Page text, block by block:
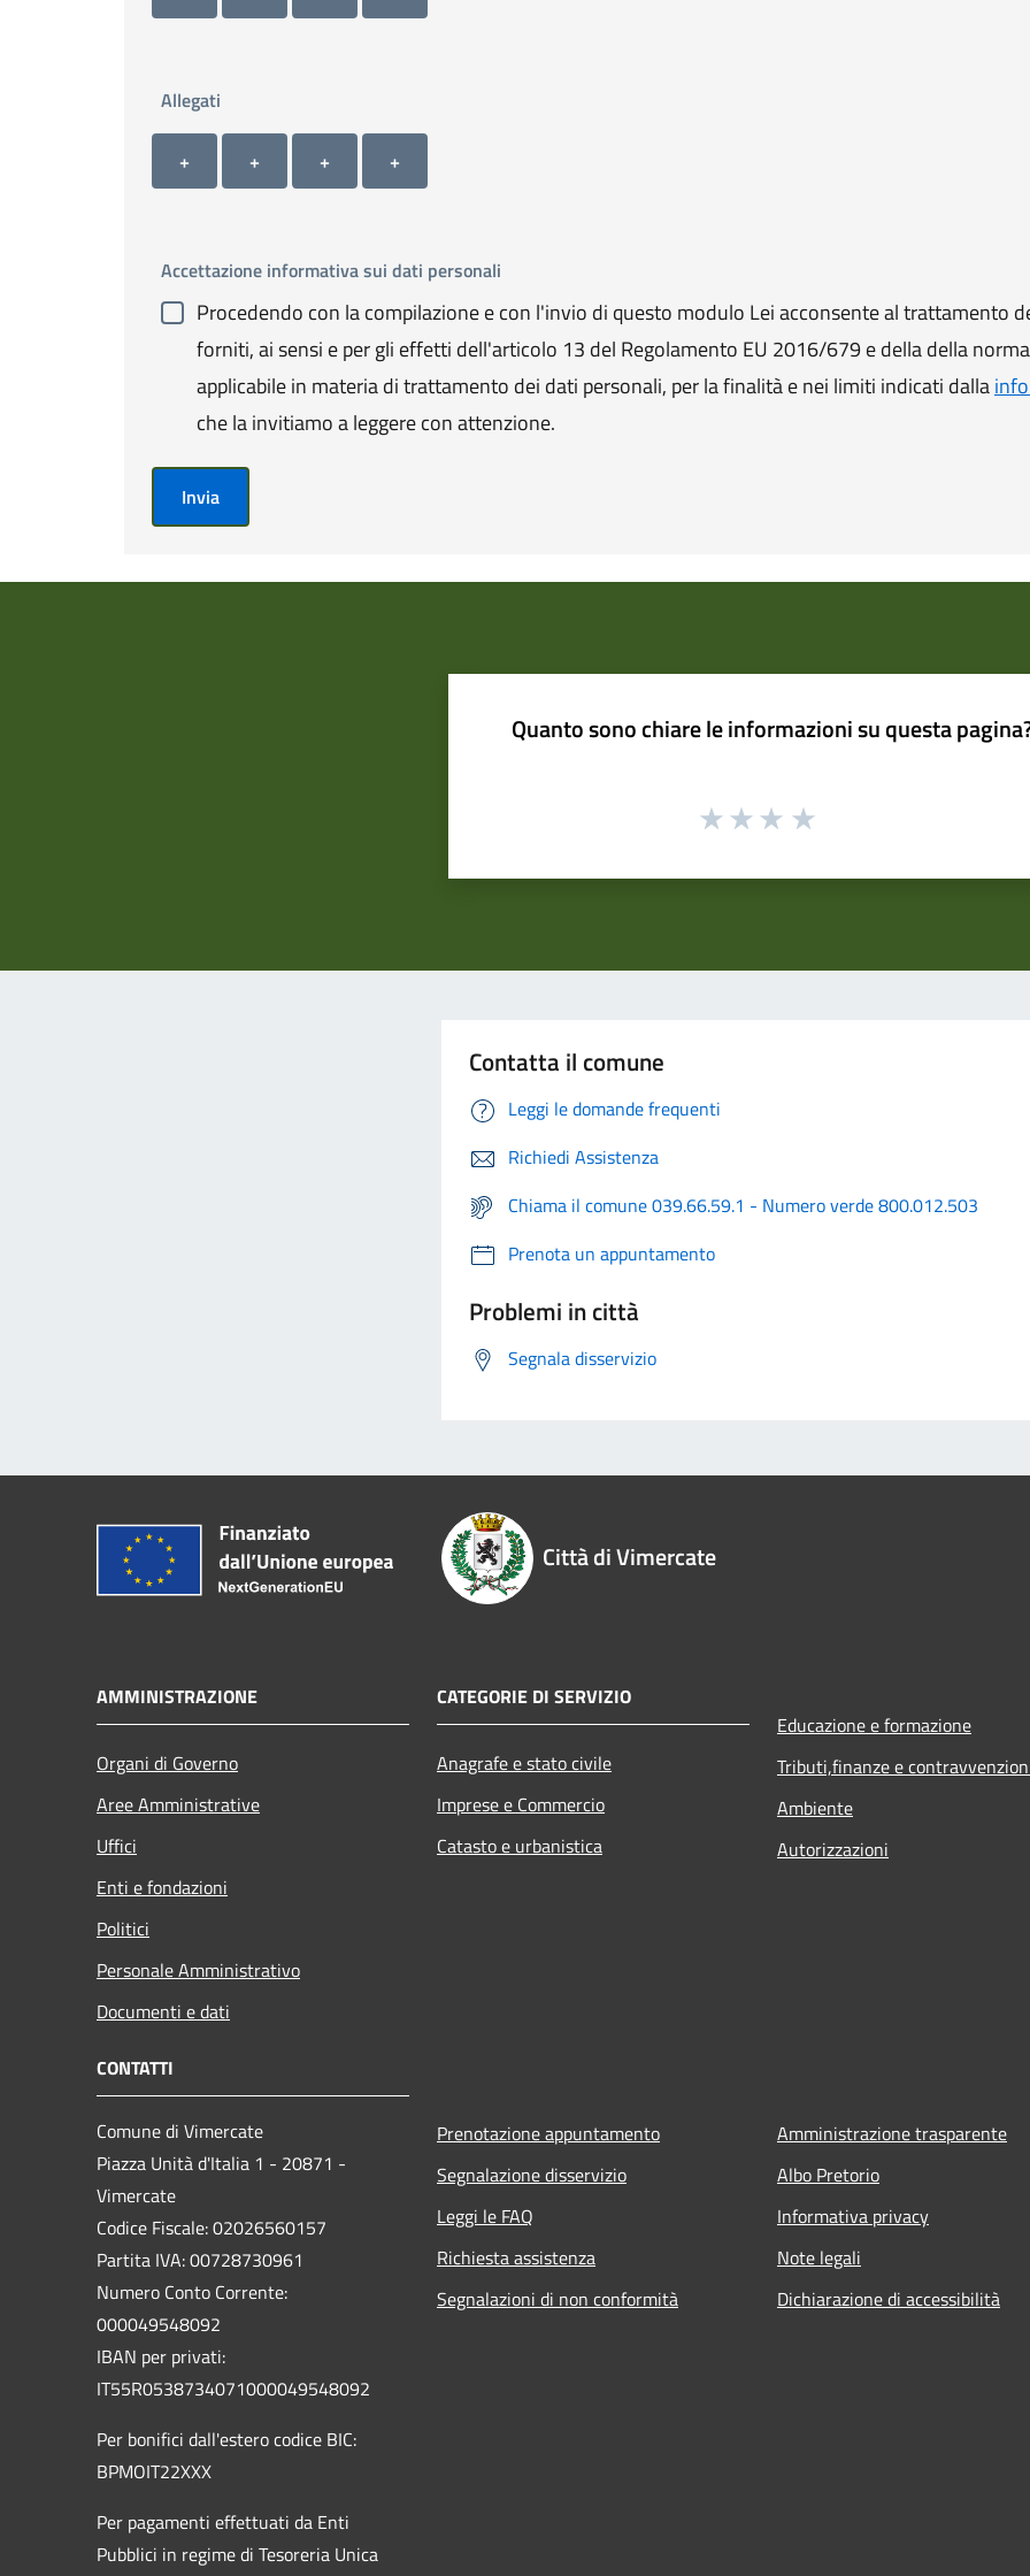
Allegati
Allegato 1
+
Allegato 2
+
Allegato 3
+
Allegato 4
+
Accettazione informativa sui dati personali
Procedendo con la compilazione e con l'invio di questo modulo Lei acconsente al trattamento
forniti, ai sensi e per gli effetti dell'articolo 13 del Regolamento EU 2016/679 e della della
applicabile in materia di trattamento dei dati personali, per la finalità e nei limiti indicati dalla
che la invitiamo a leggere con attenzione.
Invia
Quanto sono chiare le informazioni su questa
Contatta il comune
Leggi le domande frequenti
Richiedi Assistenza
Chiama il comune 039.66.59.1 - Numero verde 800.012.503
Prenota un appuntamento
Problemi in città
Segnala disservizio
Città di Vimercate
AMMINISTRAZIONE
Organi di Governo
Aree Amministrative
Uffici
Enti e fondazioni
Politici
Personale Amministrativo
Documenti e dati
CATEGORIE DI SERVIZIO
Anagrafe e stato civile
Imprese e Commercio
Catasto e urbanistica
Educazione e formazione
Tributi,finanze e
Ambiente
Autorizzazioni
CONTATTI
Comune di Vimercate
Piazza Unità d'Italia 1 - 20871 -
Vimercate
Codice Fiscale: 02026560157
Partita IVA: 00728730961
Numero Conto Corrente:
000049548092
IBAN per privati:
IT55R0538734071000049548092
Per bonifici dall'estero codice BIC:
BPMOIT22XXX
Per pagamenti effettuati da Enti
Pubblici in regime di Tesoreria Unica
Prenotazione appuntamento
Segnalazione disservizio
Leggi le FAQ
Richiesta assistenza
Segnalazioni di non conformità
Amministrazione trasparente
Albo Pretorio
Informativa privacy
Note legali
Dichiarazione di accessibilità